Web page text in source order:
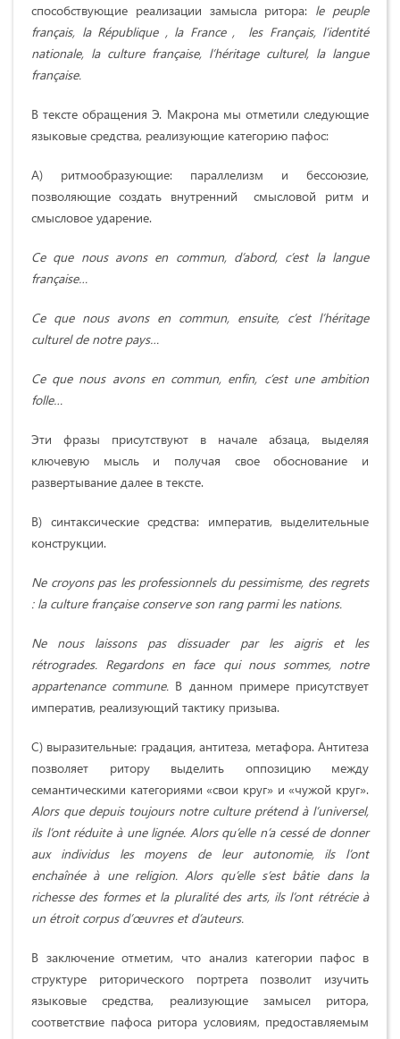
способствующие реализации замысла ритора: le peuple
français, la République , la France , les Français, l’identité
nationale, la culture française, l’héritage culturel, la langue
française.
В тексте обращения Э. Макрона мы отметили следующие
языковые средства, реализующие категорию пафос:
А) ритмообразующие: параллелизм и бессоюзие,
позволяющие создать внутренний смысловой ритм и
смысловое ударение.
Ce que nous avons en commun, d’abord, c’est la langue
française…
Ce que nous avons en commun, ensuite, c’est l’héritage
culturel de notre pays…
Ce que nous avons en commun, enfin, c’est une ambition
folle…
Эти фразы присутствуют в начале абзаца, выделяя
ключевую мысль и получая свое обоснование и
развертывание далее в тексте.
В) синтаксические средства: императив, выделительные
конструкции.
Ne croyons pas les professionnels du pessimisme, des regrets
: la culture française conserve son rang parmi les nations.
Ne nous laissons pas dissuader par les aigris et les
rétrogrades. Regardons en face qui nous sommes, notre
appartenance commune. В данном примере присутствует
императив, реализующий тактику призыва.
С) выразительные: градация, антитеза, метафора. Антитеза
позволяет ритору выделить оппозицию между
семантическими категориями «свои круг» и «чужой круг».
Alors que depuis toujours notre culture prétend à l’universel,
ils l’ont réduite à une lignée. Alors qu’elle n’a cessé de donner
aux individus les moyens de leur autonomie, ils l’ont
enchaînée à une religion. Alors qu’elle s’est bâtie dans la
richesse des formes et la pluralité des arts, ils l’ont rétrécie à
un étroit corpus d’œuvres et d’auteurs.
В заключение отметим, что анализ категории пафос в
структуре риторического портрета позволит изучить
языковые средства, реализующие замысел ритора,
соответствие пафоса ритора условиям, предоставляемым